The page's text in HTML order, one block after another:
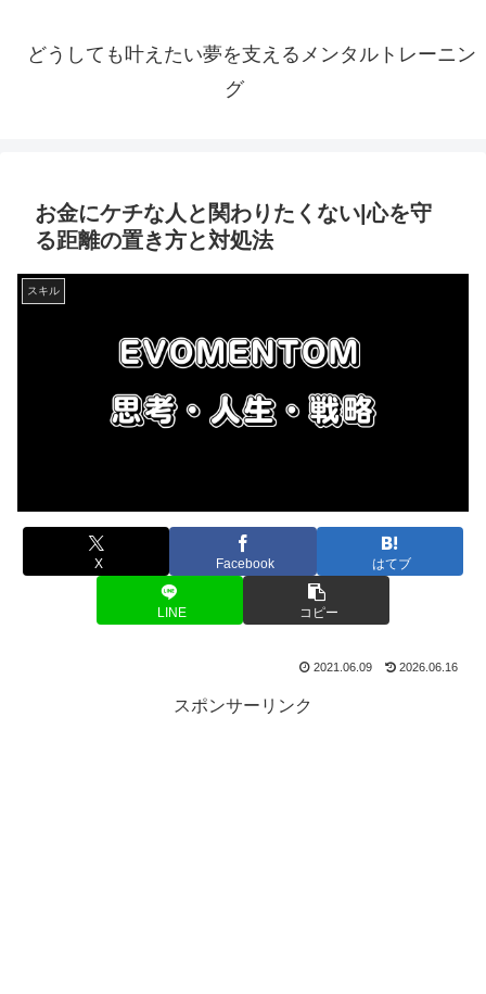
どうしても叶えたい夢を支えるメンタルトレーニン
グ
お金にケチな人と関わりたくない|心を守
る距離の置き方と対処法
スキル
X Facebook はてブ
LINE コピー
2021.06.09 2026.06.16
スポンサーリンク